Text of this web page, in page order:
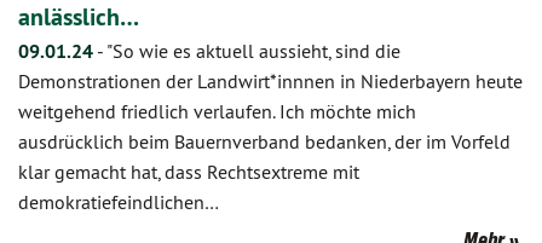
anlässlich…
09.01.24 - "So wie es aktuell aussieht, sind die
Demonstrationen der Landwirt*innnen in Niederbayern heute
weitgehend friedlich verlaufen. Ich möchte mich
ausdrücklich beim Bauernverband bedanken, der im Vorfeld
klar gemacht hat, dass Rechtsextreme mit
demokratiefeindlichen…